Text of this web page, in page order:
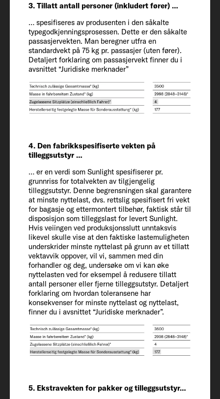
3. Tillatt antall personer (inkludert fører) …
… spesifiseres av produsenten i den såkalte
typegodkjenningsprosessen. Dette er den såkalte
passasjervekten. Man beregner utfra en
standardvekt på 75 kg pr. passasjer (uten fører).
Detaljert forklaring om passasjervekt finner du i
avsnittet “Juridiske merknader”
4. Den fabrikkspesifiserte vekten på
tilleggsutstyr …
… er en verdi som Sunlight spesifiserer pr.
grunnriss for totalvekten av tilgjengelig
tilleggsutstyr. Denne begrensningen skal garantere
at minste nyttelast, dvs. rettslig spesifisert fri vekt
for bagasje og ettermontert tilbehør, faktisk står til
disposisjon som tilleggslast for levert Sunlight.
Hvis veiingen ved produksjonsslutt unntaksvis
likevel skulle vise at den faktiske lastemuligheten
underskrider minste nyttelast på grunn av et tillatt
vektavvik oppover, vil vi, sammen med din
forhandler og deg, undersøke om vi kan øke
nyttelasten ved for eksempel å redusere tillatt
antall personer eller fjerne tilleggsutstyr. Detaljert
forklaring om hvordan toleransene har
konsekvenser for minste nyttelast og nyttelast,
finner du i avsnittet “Juridiske merknader”.
5. Ekstravekten for pakker og tilleggsutstyr…
Lengde / Bredde / Høyde
661 / 232 / 314 cm
Innvendig høyde
195
Tillatt antall sitteplasser (inkludert fører)
Chassis / motor / effekt kW (hk)
Fiat Ducato / 2.2 / 103 (140)
Vekt i kjøreklar tilstand/kjøretøyets vekt
i kjøreklar tilstand (kg)*
2935 (2788 til 3082)*
Fabrikkspesifisert vekt for tilleggsutstyr*
(kg)
52
Teknisk tillatt totalvekt* (kg)
3500
Vektøkning (tilleggsutstyr)
3650
2000 / 750